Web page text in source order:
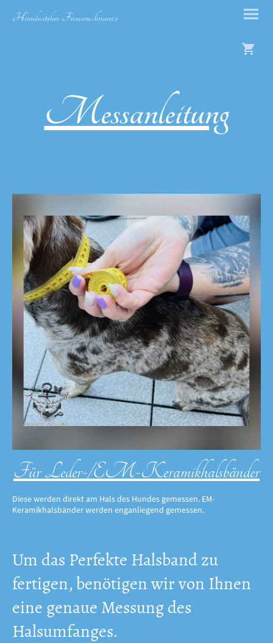
Hundeatelier Friesenschnauze
Messanleitung
Für Leder-/EM-Keramikhalsbänder
Diese werden direkt am Hals des Hundes gemessen. EM-
Keramikhalsbänder werden enganliegend gemessen.
Um das Perfekte Halsband zu
fertigen, benötigen wir von Ihnen
eine genaue Messung des
Halsumfanges.